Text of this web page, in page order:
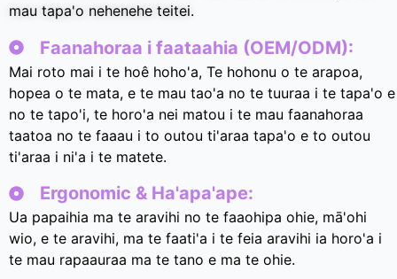
mau tapa'o nehenehe teitei.
Faanahoraa i faataahia (OEM/ODM):
Mai roto mai i te hoê hoho'a, Te hohonu o te arapoa,
hopea o te mata, e te mau tao'a no te tuuraa i te tapa'o e
no te tapo'i, te horo'a nei matou i te mau faanahoraa
taatoa no te faaau i to outou ti'araa tapa'o e to outou
ti'araa i ni'a i te matete.
Ergonomic & Ha'apa'ape:
Ua papaihia ma te aravihi no te faaohipa ohie, mā'ohi
wio, e te aravihi, ma te faati'a i te feia aravihi ia horo'a i
te mau rapaauraa ma te tano e ma te ohie.